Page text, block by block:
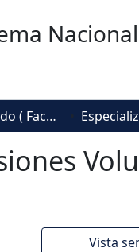
Trabajos de Grado ( Facultad de Sociedad, Cultura y Creatividad)
Vista